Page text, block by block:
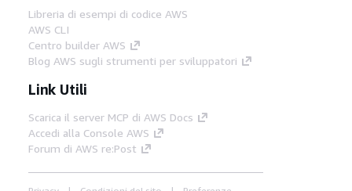
Libreria di esempi di codice AWS
AWS CLI
Centro builder AWS
Blog AWS sugli strumenti per sviluppatori
Link Utili
Scarica il server MCP di AWS Docs
Accedi alla Console AWS
Forum di AWS re:Post